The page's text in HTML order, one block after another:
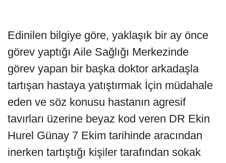
Edinilen bilgiye göre, yaklaşık bir ay önce
görev yaptığı Aile Sağlığı Merkezinde
görev yapan bir başka doktor arkadaşla
tartışan hastaya yatıştırmak İçin müdahale
eden ve söz konusu hastanın agresif
tavırları üzerine beyaz kod veren DR Ekin
Hurel Günay 7 Ekim tarihinde aracından
inerken tartıştığı kişiler tarafından sokak